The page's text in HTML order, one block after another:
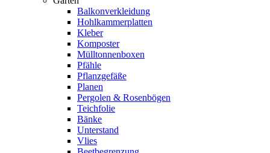
Balkonverkleidung
Hohlkammerplatten
Kleber
Komposter
Mülltonnenboxen
Pfähle
Pflanzgefäße
Planen
Pergolen & Rosenbögen
Teichfolie
Bänke
Unterstand
Vlies